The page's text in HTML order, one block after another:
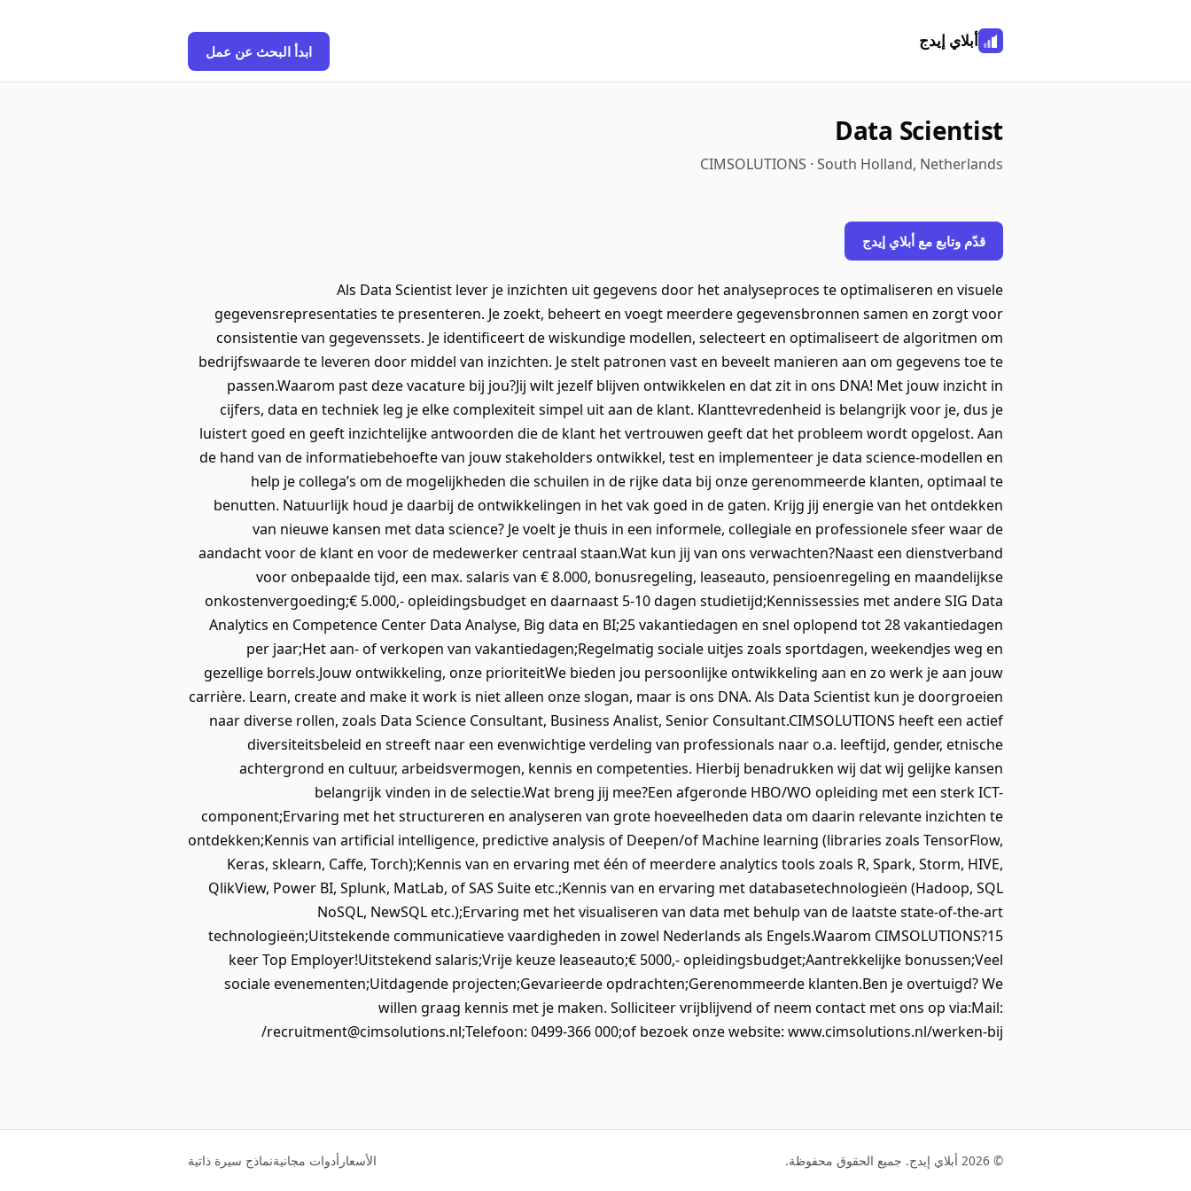
أبلاي إيدج
ابدأ البحث عن عمل
Data Scientist
CIMSOLUTIONS · South Holland, Netherlands
قدّم وتابع مع أبلاي إيدج
Als Data Scientist lever je inzichten uit gegevens door het analyseproces te optimaliseren en visuele
gegevensrepresentaties te presenteren. Je zoekt, beheert en voegt meerdere gegevensbronnen samen en zorgt voor
consistentie van gegevenssets. Je identificeert de wiskundige modellen, selecteert en optimaliseert de algoritmen om
bedrijfswaarde te leveren door middel van inzichten. Je stelt patronen vast en beveelt manieren aan om gegevens toe te
passen.Waarom past deze vacature bij jou?Jij wilt jezelf blijven ontwikkelen en dat zit in ons DNA! Met jouw inzicht in
cijfers, data en techniek leg je elke complexiteit simpel uit aan de klant. Klanttevredenheid is belangrijk voor je, dus je
luistert goed en geeft inzichtelijke antwoorden die de klant het vertrouwen geeft dat het probleem wordt opgelost. Aan
de hand van de informatiebehoefte van jouw stakeholders ontwikkel, test en implementeer je data science-modellen en
help je collega’s om de mogelijkheden die schuilen in de rijke data bij onze gerenommeerde klanten, optimaal te
benutten. Natuurlijk houd je daarbij de ontwikkelingen in het vak goed in de gaten. Krijg jij energie van het ontdekken
van nieuwe kansen met data science? Je voelt je thuis in een informele, collegiale en professionele sfeer waar de
aandacht voor de klant en voor de medewerker centraal staan.Wat kun jij van ons verwachten?Naast een dienstverband
voor onbepaalde tijd, een max. salaris van € 8.000, bonusregeling, leaseauto, pensioenregeling en maandelijkse
onkostenvergoeding;€ 5.000,- opleidingsbudget en daarnaast 5-10 dagen studietijd;Kennissessies met andere SIG Data
Analytics en Competence Center Data Analyse, Big data en BI;25 vakantiedagen en snel oplopend tot 28 vakantiedagen
per jaar;Het aan- of verkopen van vakantiedagen;Regelmatig sociale uitjes zoals sportdagen, weekendjes weg en
gezellige borrels.Jouw ontwikkeling, onze prioriteitWe bieden jou persoonlijke ontwikkeling aan en zo werk je aan jouw
carrière. Learn, create and make it work is niet alleen onze slogan, maar is ons DNA. Als Data Scientist kun je doorgroeien
naar diverse rollen, zoals Data Science Consultant, Business Analist, Senior Consultant.CIMSOLUTIONS heeft een actief
diversiteitsbeleid en streeft naar een evenwichtige verdeling van professionals naar o.a. leeftijd, gender, etnische
achtergrond en cultuur, arbeidsvermogen, kennis en competenties. Hierbij benadrukken wij dat wij gelijke kansen
belangrijk vinden in de selectie.Wat breng jij mee?Een afgeronde HBO/WO opleiding met een sterk ICT-
component;Ervaring met het structureren en analyseren van grote hoeveelheden data om daarin relevante inzichten te
ontdekken;Kennis van artificial intelligence, predictive analysis of Deepen/of Machine learning (libraries zoals TensorFlow,
Keras, sklearn, Caffe, Torch);Kennis van en ervaring met één of meerdere analytics tools zoals R, Spark, Storm, HIVE,
QlikView, Power BI, Splunk, MatLab, of SAS Suite etc.;Kennis van en ervaring met databasetechnologieën (Hadoop, SQL
NoSQL, NewSQL etc.);Ervaring met het visualiseren van data met behulp van de laatste state-of-the-art
technologieën;Uitstekende communicatieve vaardigheden in zowel Nederlands als Engels.Waarom CIMSOLUTIONS?15
keer Top Employer!Uitstekend salaris;Vrije keuze leaseauto;€ 5000,- opleidingsbudget;Aantrekkelijke bonussen;Veel
sociale evenementen;Uitdagende projecten;Gevarieerde opdrachten;Gerenommeerde klanten.Ben je overtuigd? We
willen graag kennis met je maken. Solliciteer vrijblijvend of neem contact met ons op via:Mail:
recruitment@cimsolutions.nl;Telefoon: 0499-366 000;of bezoek onze website: www.cimsolutions.nl/werken-bij/
© 2026 أبلاي إيدج. جميع الحقوق محفوظة. الأسعار أدوات مجانيةنماذج سيرة ذاتية